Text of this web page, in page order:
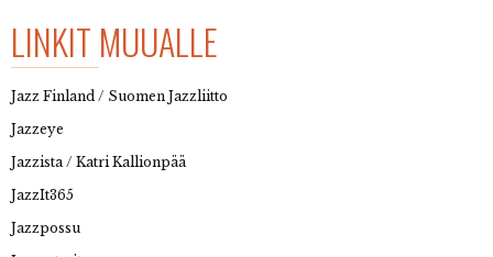
LINKIT MUUALLE
Jazz Finland / Suomen Jazzliitto
Jazzeye
Jazzista / Katri Kallionpää
JazzIt365
Jazzpossu